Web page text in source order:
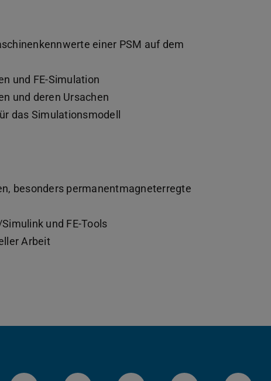
einer PSM auf dem
und FE-Simulation
und deren Ursachen
das Simulationsmodell
besonders permanentmagneterregte
und FE-Tools
Arbeit